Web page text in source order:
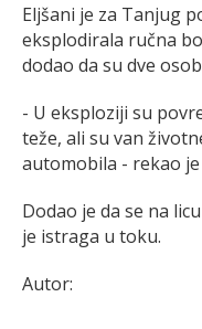
Eljšani je za Tanjug
eksplodirala ručna
dodao da su dve
- U eksploziji su
teže, ali su van
automobila - rekao je
Dodao je da se na
je istraga u toku.
Autor: